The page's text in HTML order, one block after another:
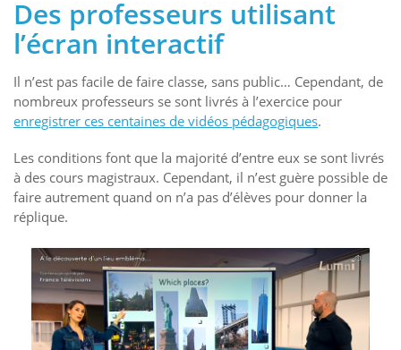
Des professeurs utilisant
l’écran interactif
Il n’est pas facile de faire classe, sans public… Cependant, de
nombreux professeurs se sont livrés à l’exercice pour
enregistrer ces centaines de vidéos pédagogiques.
Les conditions font que la majorité d’entre eux se sont livrés
à des cours magistraux. Cependant, il n’est guère possible de
faire autrement quand on n’a pas d’élèves pour donner la
réplique.